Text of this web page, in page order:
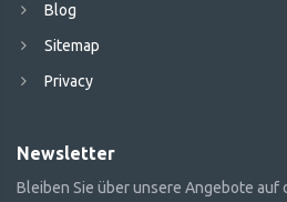
Blog
Sitemap
Privacy
Newsletter
Bleiben Sie über unsere Angebote auf